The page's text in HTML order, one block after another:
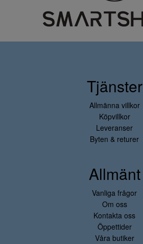
Tjänster
Allmänna villkor
Köpvillkor
Leveranser
Byten & returer
Allmänt
Vanliga frågor
Om oss
Kontakta oss
Öppettider
Våra butiker